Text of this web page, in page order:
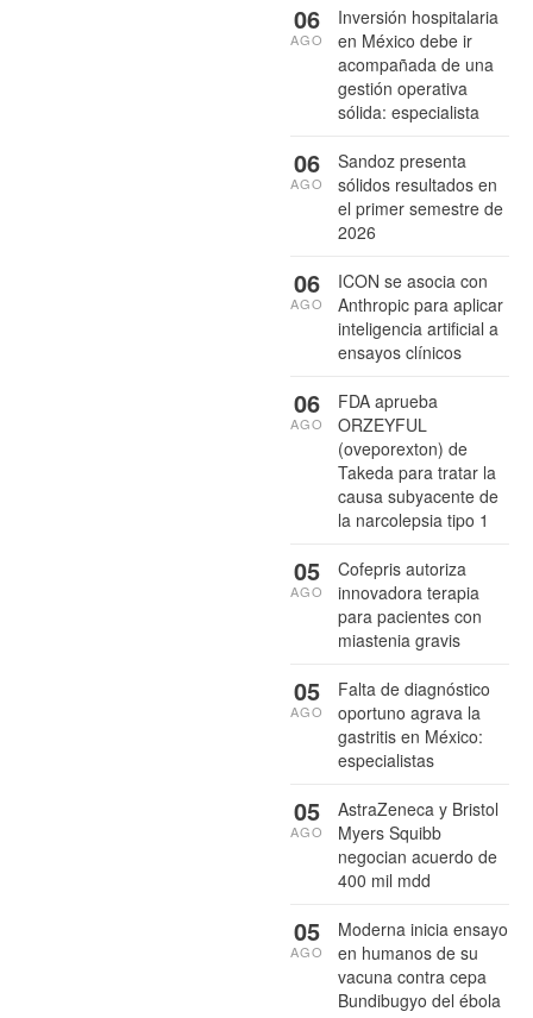
Inversión hospitalaria
en México debe ir
acompañada de una
gestión operativa
sólida: especialista
06
AGO
Sandoz presenta
sólidos resultados en
el primer semestre de
2026
06
AGO
ICON se asocia con
Anthropic para aplicar
inteligencia artificial a
ensayos clínicos
06
AGO
FDA aprueba
ORZEYFUL
(oveporexton) de
Takeda para tratar la
causa subyacente de
la narcolepsia tipo 1
06
AGO
Cofepris autoriza
innovadora terapia
para pacientes con
miastenia gravis
05
AGO
Falta de diagnóstico
oportuno agrava la
gastritis en México:
especialistas
05
AGO
AstraZeneca y Bristol
Myers Squibb
negocian acuerdo de
400 mil mdd
05
AGO
Moderna inicia ensayo
en humanos de su
vacuna contra cepa
Bundibugyo del ébola
05
AGO